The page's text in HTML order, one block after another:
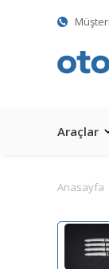
Araçlar
Anasayfa